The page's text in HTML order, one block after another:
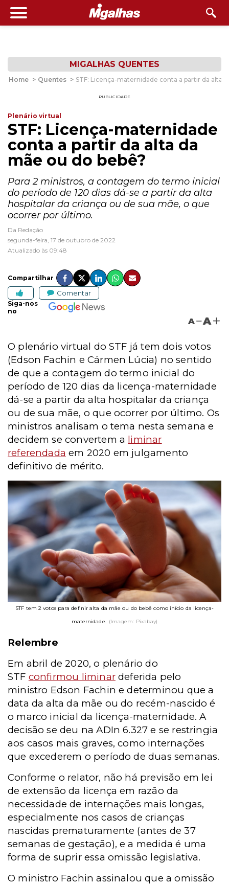
MIGALHAS QUENTES
Home > Quentes > STF: Licença-maternidade conta a partir da alta
PUBLICIDADE
Plenário virtual
STF: Licença-maternidade
conta a partir da alta da
mãe ou do bebê?
Para 2 ministros, a contagem do termo inicial
do período de 120 dias dá-se a partir da alta
hospitalar da criança ou de sua mãe, o que
ocorrer por último.
Da Redação
segunda-feira, 17 de outubro de 2022
Atualizado às 09:48
Compartilhar
Comentar
Siga-nos
no
A A
O plenário virtual do STF já tem dois votos
(Edson Fachin e Cármen Lúcia) no sentido
de que a contagem do termo inicial do
período de 120 dias da licença-maternidade
dá-se a partir da alta hospitalar da criança
ou de sua mãe, o que ocorrer por último. Os
ministros analisam o tema nesta semana e
decidem se convertem a liminar
referendada em 2020 em julgamento
definitivo de mérito.
STF tem 2 votos para definir alta da mãe ou do bebê como início da licença-
maternidade. (Imagem: Pixabay)
Relembre
Em abril de 2020, o plenário do
STF confirmou liminardeferida pelo
ministro Edson Fachin e determinou que a
data da alta da mãe ou do recém-nascido é
o marco inicial da licença-maternidade. A
decisão se deu na ADIn 6.327 e se restringia
aos casos mais graves, como internações
que excederem o período de duas semanas.
Conforme o relator, não há previsão em lei
de extensão da licença em razão da
necessidade de internações mais longas,
especialmente nos casos de crianças
nascidas prematuramente (antes de 37
semanas de gestação), e a medida é uma
forma de suprir essa omissão legislativa.
O ministro Fachin assinalou que a omissão